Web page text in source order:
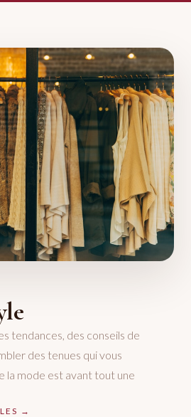
tendances, des conseils de
des tenues qui vous
la mode est avant tout une
→